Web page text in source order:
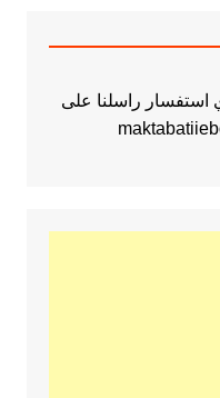
استفسار راسلنا على